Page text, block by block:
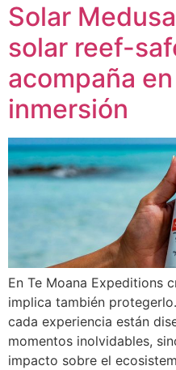
Solar
solar reef-
acompaña
inmersión
En Te Moana Expeditions
implica también
cada experiencia están
momentos inolvidables,
impacto sobre el